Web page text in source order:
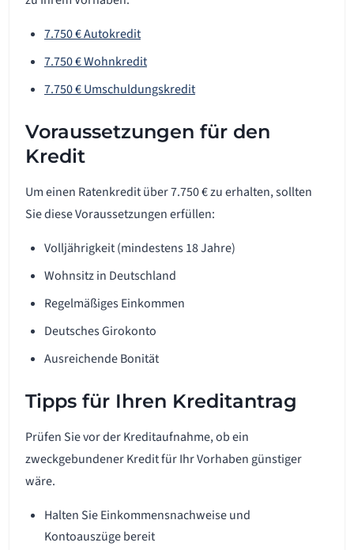
7.750 € Autokredit
7.750 € Wohnkredit
7.750 € Umschuldungskredit
Voraussetzungen für den
Kredit
Um einen Ratenkredit über 7.750 € zu erhalten, sollten
Sie diese Voraussetzungen erfüllen:
Volljährigkeit (mindestens 18 Jahre)
Wohnsitz in Deutschland
Regelmäßiges Einkommen
Deutsches Girokonto
Ausreichende Bonität
Tipps für Ihren Kreditantrag
Prüfen Sie vor der Kreditaufnahme, ob ein
zweckgebundener Kredit für Ihr Vorhaben günstiger
wäre.
Halten Sie Einkommensnachweise und
Kontoauszüge bereit